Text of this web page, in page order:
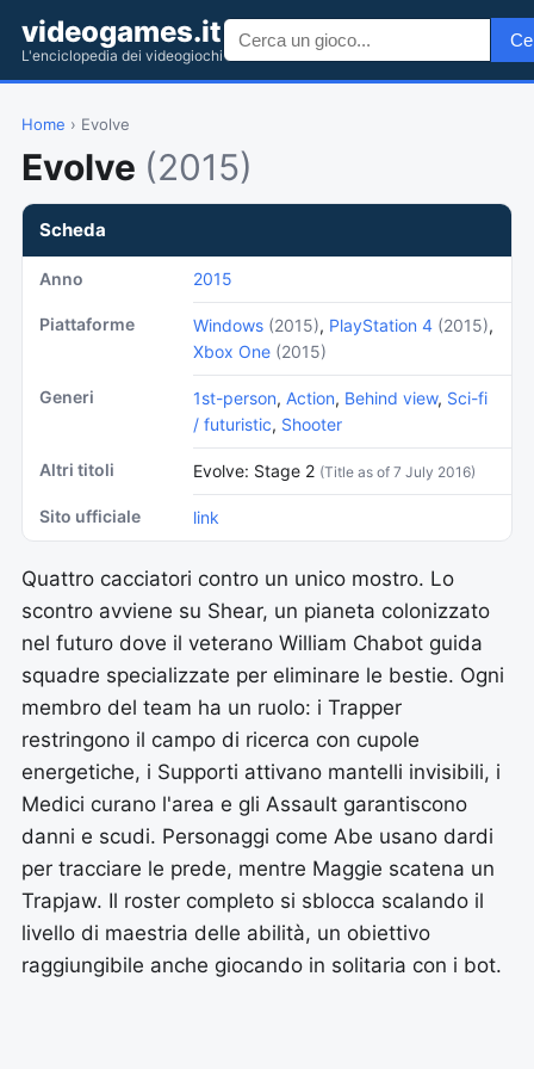
videogames.it
L'enciclopedia dei videogiochi
Home › Evolve
Evolve (2015)
Scheda
Anno 2015
Piattaforme Windows (2015), PlayStation 4 (2015),
Xbox One (2015)
Generi 1st-person, Action, Behind view, Sci-fi
/ futuristic, Shooter
Altri titoli Evolve: Stage 2 (Title as of 7 July 2016)
Sito ufficiale link
Quattro cacciatori contro un unico mostro. Lo
scontro avviene su Shear, un pianeta colonizzato
nel futuro dove il veterano William Chabot guida
squadre specializzate per eliminare le bestie. Ogni
membro del team ha un ruolo: i Trapper
restringono il campo di ricerca con cupole
energetiche, i Supporti attivano mantelli invisibili, i
Medici curano l'area e gli Assault garantiscono
danni e scudi. Personaggi come Abe usano dardi
per tracciare le prede, mentre Maggie scatena un
Trapjaw. Il roster completo si sblocca scalando il
livello di maestria delle abilità, un obiettivo
raggiungibile anche giocando in solitaria con i bot.